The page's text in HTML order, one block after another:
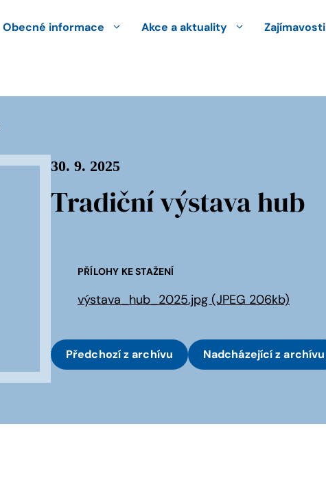
Obecné informace Akce a aktuality Zajímavosti
30. 9. 2025
Tradiční výstava hub
PŘÍLOHY KE STAŽENÍ
výstava_hub_2025.jpg (JPEG 206kb)
Předchozíz archívu Nadcházejícíz archívu